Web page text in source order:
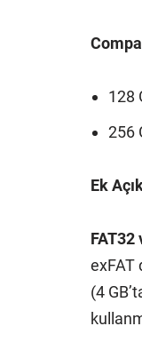
128
256
Ek
FAT32
exFAT
(4